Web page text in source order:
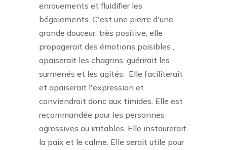
enrouements et fluidifier les
bégaiements. C'est une pierre d'une
grande douceur, très positive, elle
propagerait des émotions paisibles ,
apaiserait les chagrins, guérirait les
surmenés et les agités. Elle faciliterait
et apaiserait l'expression et
conviendrait donc aux timides. Elle est
recommandée pour les personnes
agressives ou irritables. Elle instaurerait
la paix et le calme. Elle serait utile pour